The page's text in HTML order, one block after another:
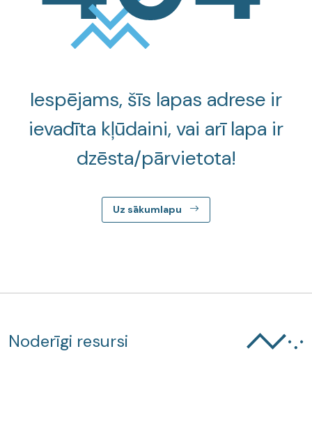
Iespējams, šīs lapas adrese ir
ievadīta kļūdaini, vai arī lapa ir
dzēsta/pārvietota!
Uz sākumlapu
Noderīgi resursi